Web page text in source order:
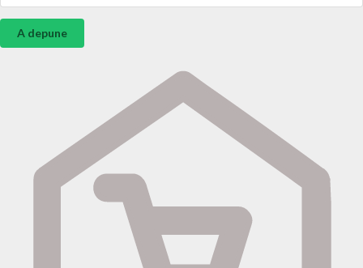
A depune